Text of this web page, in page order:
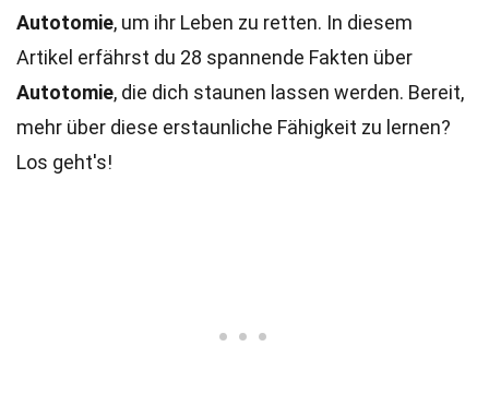
Autotomie, um ihr Leben zu retten. In diesem
Artikel erfährst du 28 spannende Fakten über
Autotomie, die dich staunen lassen werden. Bereit,
mehr über diese erstaunliche Fähigkeit zu lernen?
Los geht's!